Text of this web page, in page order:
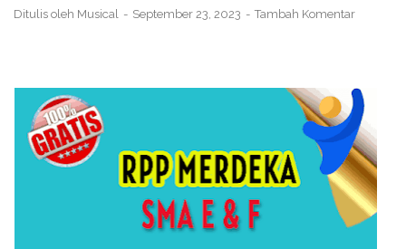
Ditulis oleh Musical September 23, 2023 Tambah Komentar